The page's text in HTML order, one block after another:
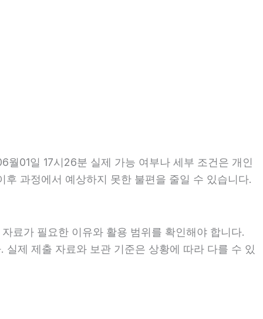
01일 17시26분 실제 가능 여부나 세부 조건은 개인
과정에서 예상하지 못한 불편을 줄일 수 있습니다.
료가 필요한 이유와 활용 범위를 확인해야 합니다.
실제 제출 자료와 보관 기준은 상황에 따라 다를 수 있